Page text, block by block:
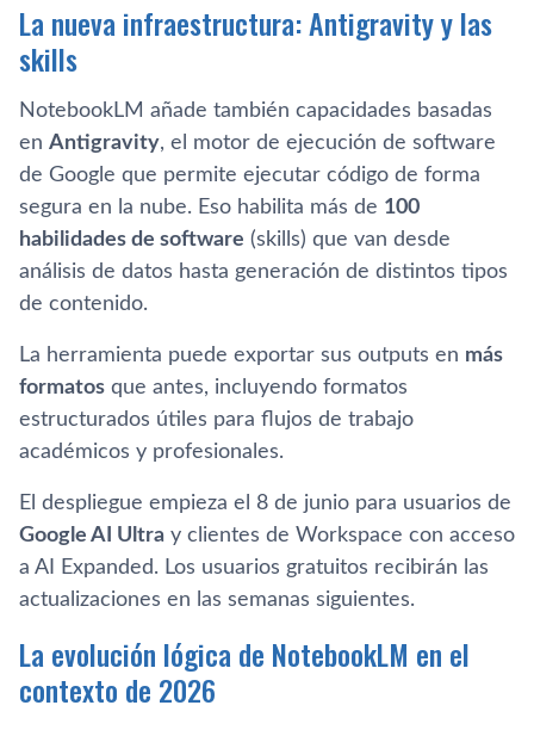
La nueva infraestructura: Antigravity y las
skills
NotebookLM añade también capacidades basadas
en Antigravity, el motor de ejecución de software
de Google que permite ejecutar código de forma
segura en la nube. Eso habilita más de 100
habilidades de software (skills) que van desde
análisis de datos hasta generación de distintos tipos
de contenido.
La herramienta puede exportar sus outputs en más
formatos que antes, incluyendo formatos
estructurados útiles para flujos de trabajo
académicos y profesionales.
El despliegue empieza el 8 de junio para usuarios de
Google AI Ultra y clientes de Workspace con acceso
a AI Expanded. Los usuarios gratuitos recibirán las
actualizaciones en las semanas siguientes.
La evolución lógica de NotebookLM en el
contexto de 2026